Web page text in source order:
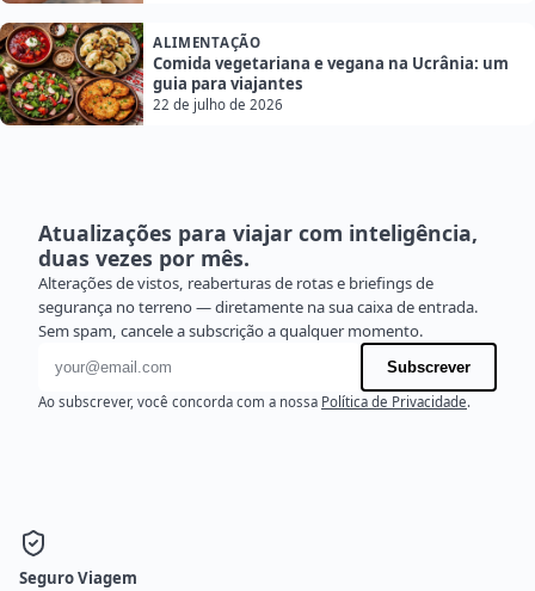
ALIMENTAÇÃO
Comida vegetariana e vegana na Ucrânia: um
guia para viajantes
22 de julho de 2026
Atualizações para viajar com inteligência,
duas vezes por mês.
Alterações de vistos, reaberturas de rotas e briefings de
segurança no terreno — diretamente na sua caixa de entrada.
Sem spam, cancele a subscrição a qualquer momento.
Endereço de e-mail
Subscrever
Ao subscrever, você concorda com a nossa Política de Privacidade.
Seguro Viagem